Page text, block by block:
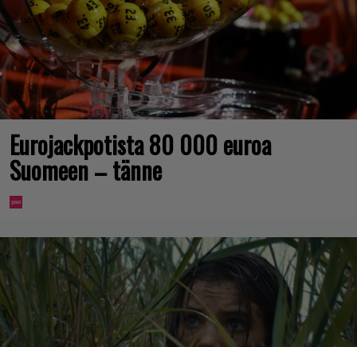
Eurojackpotista 80 000 euroa
Suomeen – tänne